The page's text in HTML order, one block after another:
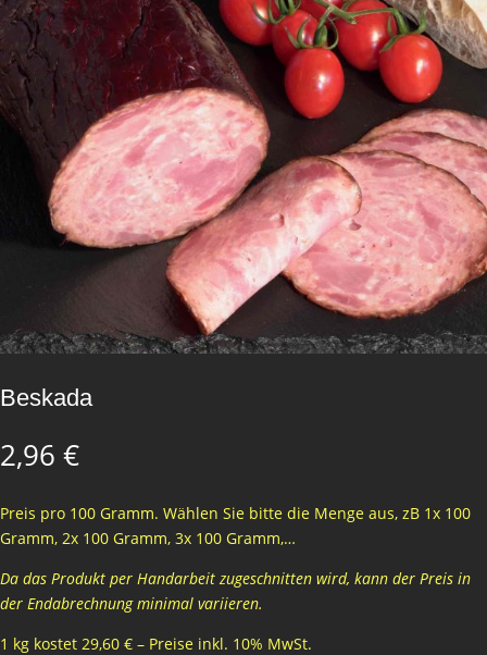
Beskada
2,96 €
Preis pro 100 Gramm. Wählen Sie bitte die Menge aus, zB 1x 100
Gramm, 2x 100 Gramm, 3x 100 Gramm,…
Da das Produkt per Handarbeit zugeschnitten wird, kann der Preis in
der Endabrechnung minimal variieren.
1 kg kostet 29,60 € – Preise inkl. 10% MwSt.